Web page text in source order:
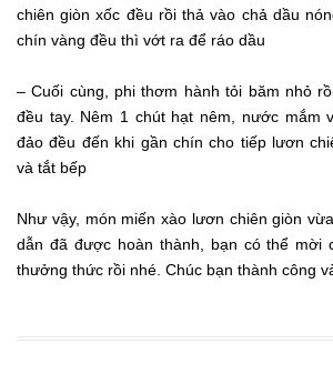
chiên giòn xốc đều rồi thả vào chả dầu
chín vàng đều thì vớt ra để ráo dầu
– Cuối cùng, phi thơm hành tỏi băm nhỏ
đều tay. Nêm 1 chút hạt nêm, nước mắm
đảo đều đến khi gần chín cho tiếp lươn
và tắt bếp
Như vậy, món miến xào lươn chiên giòn
dẫn đã được hoàn thành, bạn có thể mời
thưởng thức rồi nhé. Chúc bạn thành công